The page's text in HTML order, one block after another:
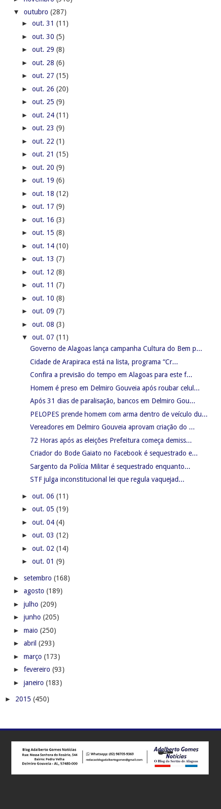
▼ outubro (287)
► out. 31 (11)
► out. 30 (5)
► out. 29 (8)
► out. 28 (6)
► out. 27 (15)
► out. 26 (20)
► out. 25 (9)
► out. 24 (11)
► out. 23 (9)
► out. 22 (1)
► out. 21 (15)
► out. 20 (9)
► out. 19 (6)
► out. 18 (12)
► out. 17 (9)
► out. 16 (3)
► out. 15 (8)
► out. 14 (10)
► out. 13 (7)
► out. 12 (8)
► out. 11 (7)
► out. 10 (8)
► out. 09 (7)
► out. 08 (3)
▼ out. 07 (11)
Governo de Alagoas lança campanha Cultura do Bem p...
Cidade de Arapiraca está na lista, programa “Cr...
Confira a previsão do tempo em Alagoas para este f...
Homem é preso em Delmiro Gouveia após roubar celul...
Após 31 dias de paralisação, bancos em Delmiro Gou...
PELOPES prende homem com arma dentro de veículo du...
Vereadores em Delmiro Gouveia aprovam criação do ...
72 Horas após as eleições Prefeitura começa demiss...
Criador do Bode Gaiato no Facebook é sequestrado e...
Sargento da Polícia Militar é sequestrado enquanto...
STF julga inconstitucional lei que regula vaquejad...
► out. 06 (11)
► out. 05 (19)
► out. 04 (4)
► out. 03 (12)
► out. 02 (14)
► out. 01 (9)
► setembro (168)
► agosto (189)
► julho (209)
► junho (205)
► maio (250)
► abril (293)
► março (173)
► fevereiro (93)
► janeiro (183)
► 2015 (450)